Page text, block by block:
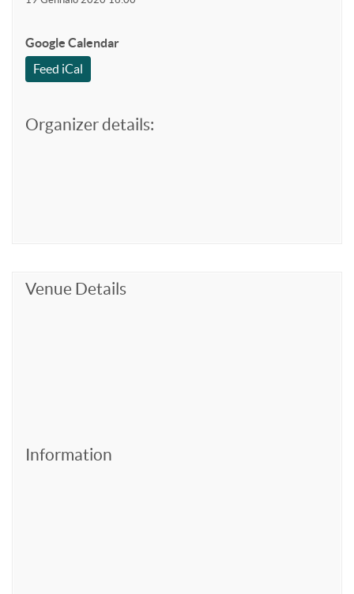
Google Calendar
Feed iCal
Organizer details:
Venue Details
Information